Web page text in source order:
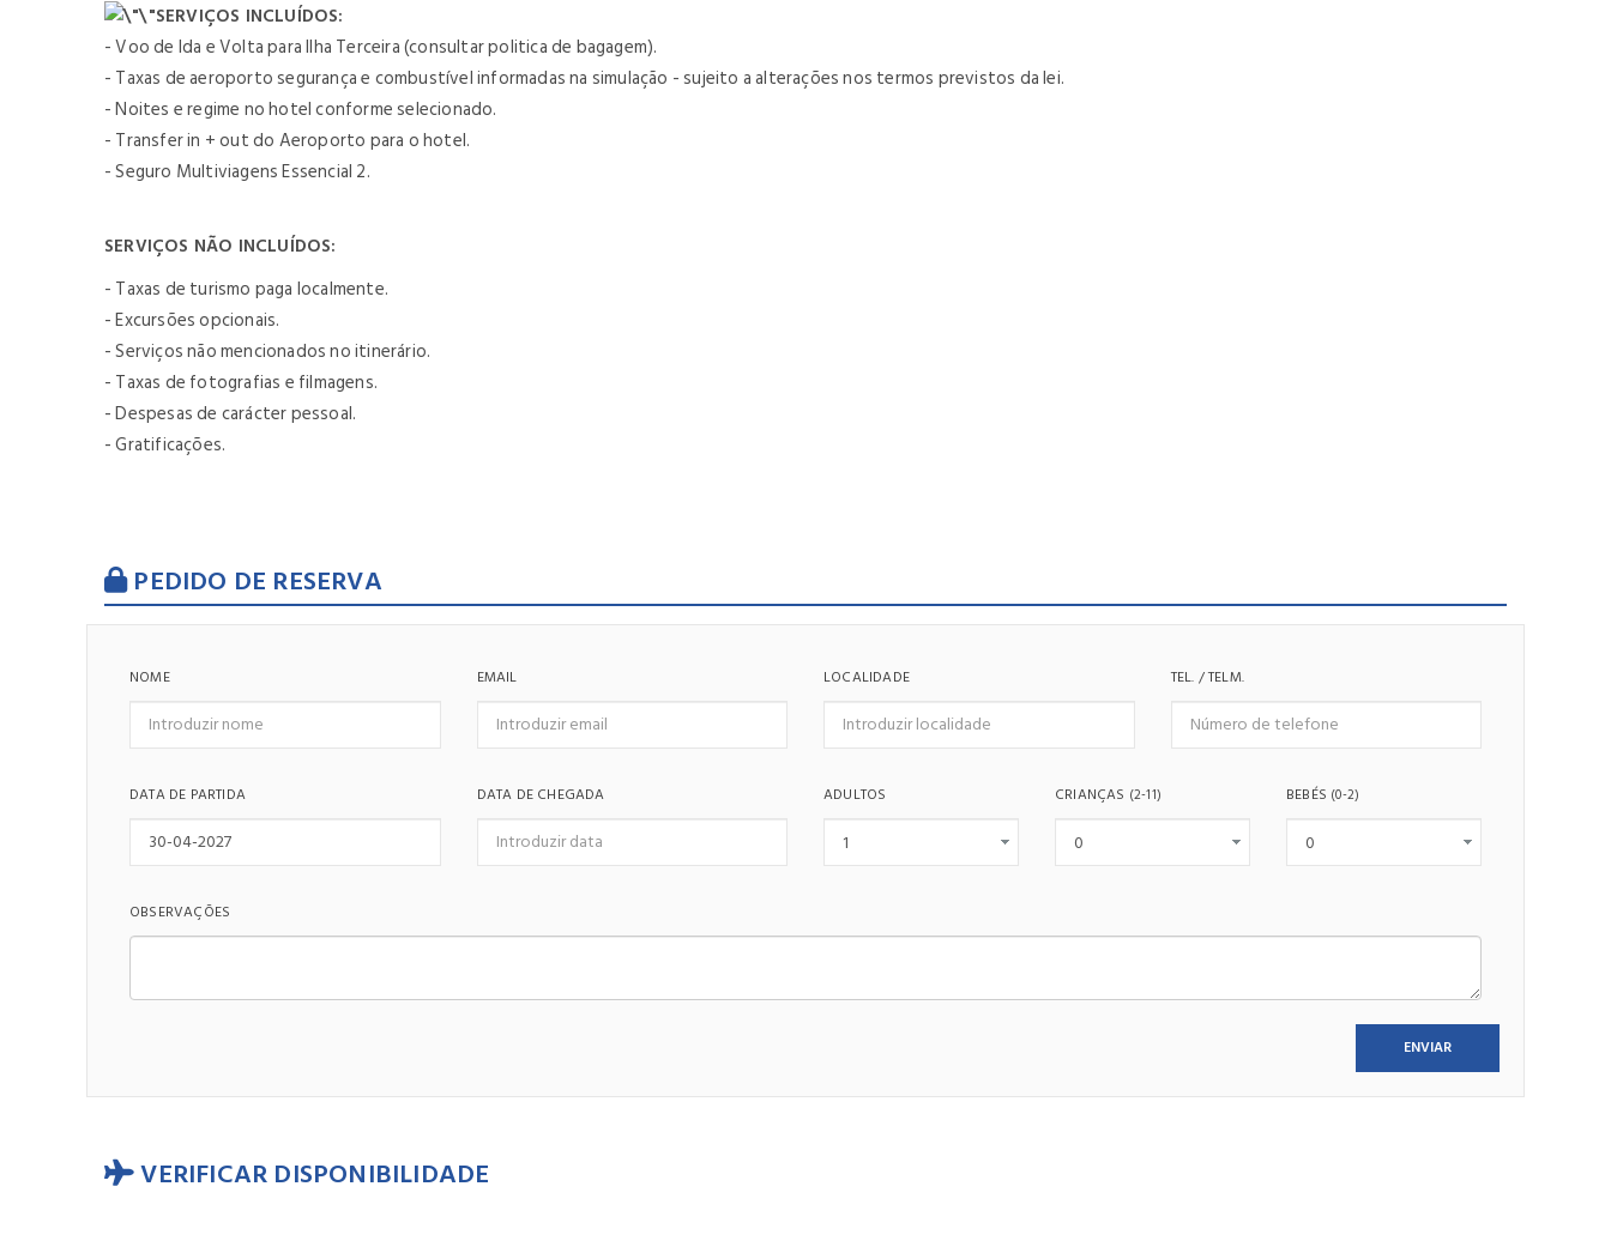
SERVIÇOS INCLUÍDOS:
- Voo de Ida e Volta para Ilha Terceira (consultar politica de bagagem).
- Taxas de aeroporto segurança e combustível informadas na simulação - sujeito a alterações nos termos previstos da lei.
- Noites e regime no hotel conforme selecionado.
- Transfer in + out do Aeroporto para o hotel.
- Seguro Multiviagens Essencial 2.
SERVIÇOS NÃO INCLUÍDOS:
- Taxas de turismo paga localmente.
- Excursões opcionais.
- Serviços não mencionados no itinerário.
- Taxas de fotografias e filmagens.
- Despesas de carácter pessoal.
- Gratificações.
PEDIDO DE RESERVA
NOME EMAIL LOCALIDADE TEL. / TELM.
DATA DE PARTIDA DATA DE CHEGADA ADULTOS CRIANÇAS (2-11) BEBÉS (0-2)
OBSERVAÇÕES
VERIFICAR DISPONIBILIDADE